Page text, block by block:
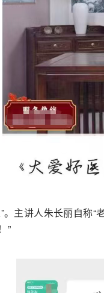
。主讲人朱长丽自称
”